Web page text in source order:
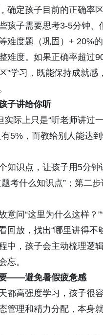
确定孩子目前的正确率
孩子需要思考3-5分钟
难度题（巩固）+ 20%
难度。如果正确率超过
”学习，既能保持成就
子讲给你听
实际上只是“听老师讲过
5%，而教给别人能达
知识点，让孩子用5分
考什么知识点”；第二
意问“这里为什么这样
回放，找出“哪里讲得不
中，孩子会主动梳理逻
忘。
——避免暑假疲惫感
都高强度学习，孩子很
管理和精力分配，本身